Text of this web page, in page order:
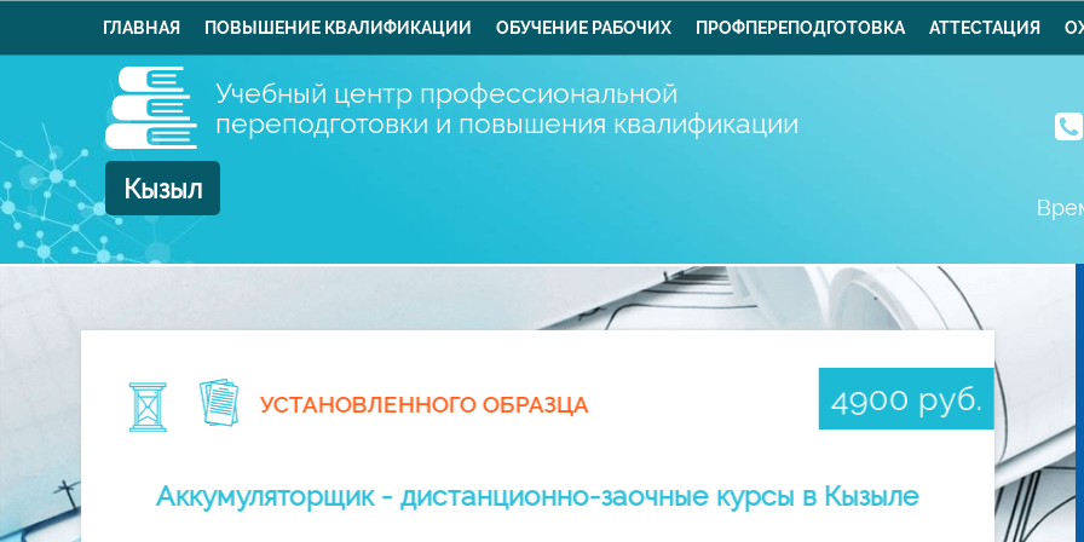
ГЛАВНАЯ ПОВЫШЕНИЕ КВАЛИФИКАЦИИ ОБУЧЕНИЕ РАБОЧИХ ПРОФПЕРЕПОДГОТОВКА АТТЕСТАЦИЯ
Учебный центр профессиональной
переподготовки и повышения квалификации
Кызыл
УСТАНОВЛЕННОГО ОБРАЗЦА 4900 руб.
Аккумуляторщик - дистанционно-заочные курсы в Кызыле